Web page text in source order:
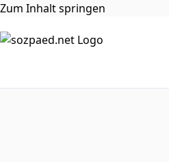
Zum Inhalt springen